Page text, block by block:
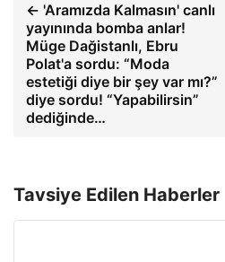
← 'Aramızda Kalmasın' canlı
yayınında bomba anlar!
Müge Dağistanlı, Ebru
Polat'a sordu: “Moda
estetiği diye bir şey var mı?”
diye sordu! “Yapabilirsin”
dediğinde…
Tavsiye Edilen Haberler